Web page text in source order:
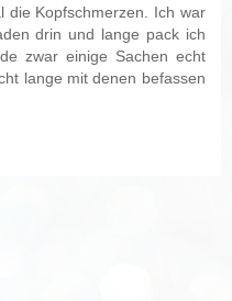
die Kopfschmerzen. Ich war
drin und lange pack ich
zwar einige Sachen echt
lange mit denen befassen